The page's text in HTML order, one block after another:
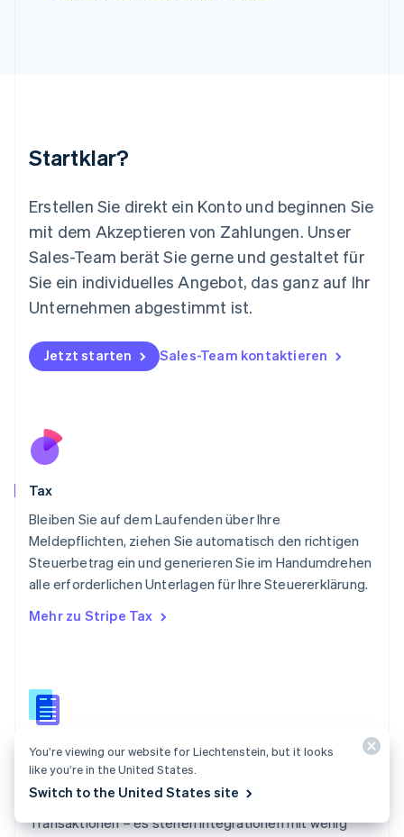
Startklar?
Erstellen Sie direkt ein Konto und beginnen Sie
mit dem Akzeptieren von Zahlungen. Unser
Sales-Team berät Sie gerne und gestaltet für
Sie ein individuelles Angebot, das ganz auf Ihr
Unternehmen abgestimmt ist.
Jetzt starten Sales-Team kontaktieren
Tax
Bleiben Sie auf dem Laufenden über Ihre
Meldepflichten, ziehen Sie automatisch den richtigen
Steuerbetrag ein und generieren Sie im Handumdrehen
alle erforderlichen Unterlagen für Ihre Steuererklärung.
Mehr zu Stripe Tax
Dokumentation zu Tax
Automatisieren Sie die Erhebung und Meldung von
Verkaufssteuern, USt. und GST für all Ihre
Transaktionen – es stehen Integrationen mit wenig
English简体中文
English
Mexiko
Español English
Neuseeland
English
NederlandsEnglish
English
Österreich
Portugal
Português
Schweden
Schweiz
DeutschFrançaisItalianoEnglish
Singapur
Slowakei
Sonderverwaltungsregion Hongkong,
China
Spanien
Español English
Thailand
Tschechische Republik
You’re viewing our website for Liechtenstein, but it looks
like you’re in the United States.
Switch to the United States site